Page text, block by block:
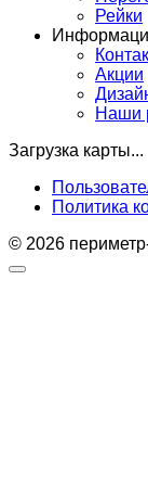
Рейки
Акции
Наши
Загрузка карты...
Политика
© 2026